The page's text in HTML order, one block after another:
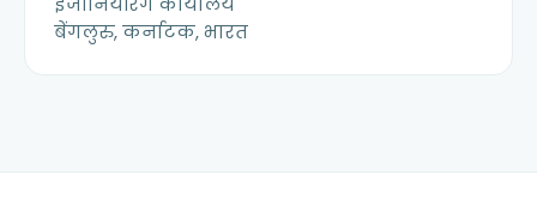
बेंगलुरु, कर्नाटक, भारत